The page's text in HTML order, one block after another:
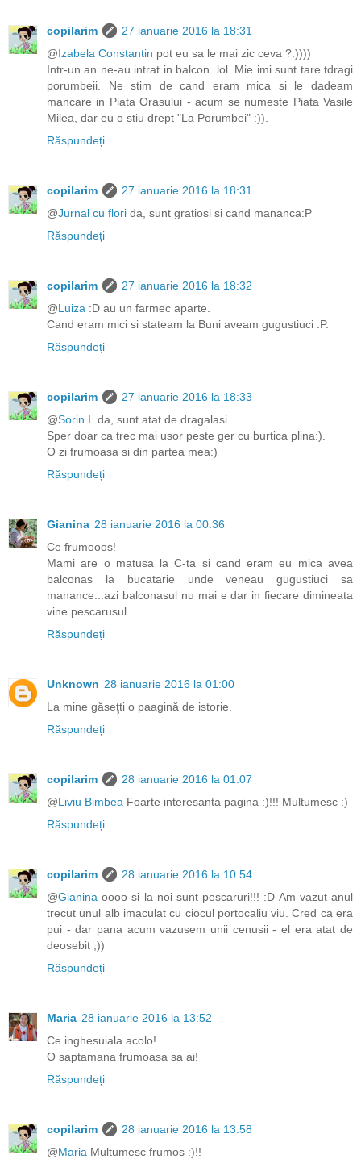
copilarim
27 ianuarie 2016 la 18:31
@Izabela Constantin pot eu sa le mai zic ceva ?:))))
Intr-un an ne-au intrat in balcon. lol. Mie imi sunt tare tdragi
porumbeii. Ne stim de cand eram mica si le dadeam
mancare in Piata Orasului - acum se numeste Piata Vasile
Milea, dar eu o stiu drept "La Porumbei" :)).
Răspundeți
copilarim
27 ianuarie 2016 la 18:31
@Jurnal cu flori da, sunt gratiosi si cand mananca:P
Răspundeți
copilarim
27 ianuarie 2016 la 18:32
@Luiza :D au un farmec aparte.
Cand eram mici si stateam la Buni aveam gugustiuci :P.
Răspundeți
copilarim
27 ianuarie 2016 la 18:33
@Sorin I. da, sunt atat de dragalasi.
Sper doar ca trec mai usor peste ger cu burtica plina:).
O zi frumoasa si din partea mea:)
Răspundeți
Gianina 28 ianuarie 2016 la 00:36
Ce frumooos!
Mami are o matusa la C-ta si cand eram eu mica avea
balconas la bucatarie unde veneau gugustiuci sa
manance...azi balconasul nu mai e dar in fiecare dimineata
vine pescarusul.
Răspundeți
Unknown 28 ianuarie 2016 la 01:00
La mine găseţti o paagină de istorie.
Răspundeți
copilarim
28 ianuarie 2016 la 01:07
@Liviu Bimbea Foarte interesanta pagina :)!!! Multumesc :)
Răspundeți
copilarim
28 ianuarie 2016 la 10:54
@Gianina oooo si la noi sunt pescaruri!!! :D Am vazut anul
trecut unul alb imaculat cu ciocul portocaliu viu. Cred ca era
pui - dar pana acum vazusem unii cenusii - el era atat de
deosebit ;))
Răspundeți
Maria 28 ianuarie 2016 la 13:52
Ce inghesuiala acolo!
O saptamana frumoasa sa ai!
Răspundeți
copilarim
28 ianuarie 2016 la 13:58
@Maria Multumesc frumos :)!!